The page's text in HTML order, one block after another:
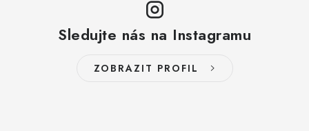
Sledujte nás na Instagramu
ZOBRAZIT PROFIL